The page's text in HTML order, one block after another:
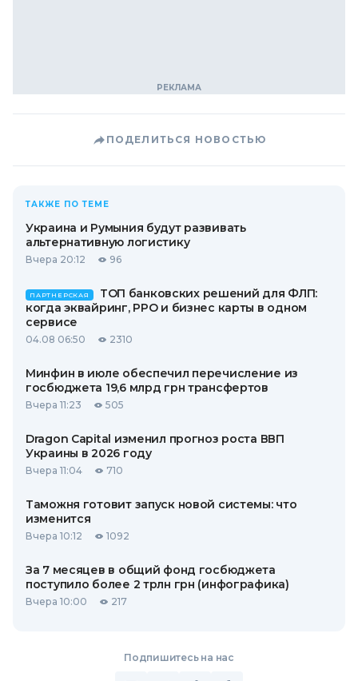
ПОДЕЛИТЬСЯ НОВОСТЬЮ
ТАКЖЕ ПО ТЕМЕ
Украина и Румыния будут развивать
альтернативную логистику
Вчера 20:12 96
ПАРТНЕРСКАЯ
ТОП банковских решений для ФЛП:
когда эквайринг, РРО и бизнес карты в одном
сервисе
04.08 06:50 2310
Минфин в июле обеспечил перечисление из
госбюджета 19,6 млрд грн трансфертов
Вчера 11:23 505
Dragon Capital изменил прогноз роста ВВП
Украины в 2026 году
Вчера 11:04 710
Таможня готовит запуск новой системы: что
изменится
Вчера 10:12 1092
За 7 месяцев в общий фонд госбюджета
поступило более 2 трлн грн (инфографика)
Вчера 10:00 217
Подпишитесь на нас